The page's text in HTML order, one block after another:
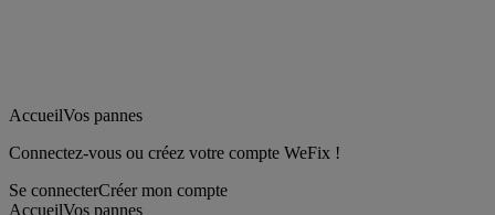
AccueilVos pannes
Connectez-vous ou créez votre compte WeFix !
Se connecterCréer mon compte
AccueilVos pannes